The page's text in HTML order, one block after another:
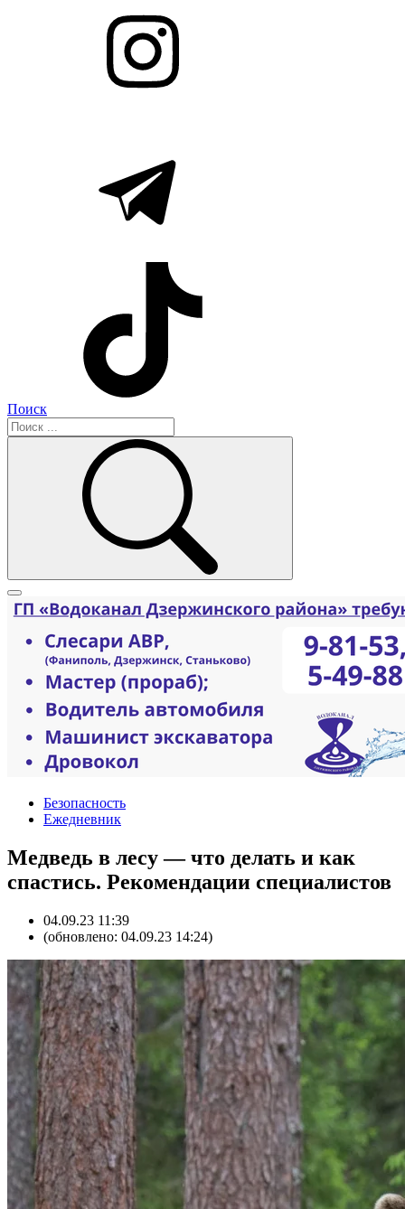
Поиск
Безопасность
Ежедневник
Медведь в лесу — что делать и как
спастись. Рекомендации специалистов
04.09.23 11:39
(обновлено: 04.09.23 14:24)